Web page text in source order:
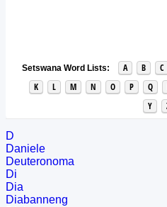
Setswana Word Lists: A B C
K
L M N O P Q
Y
D
Daniele
Deuteronoma
Di
Dia
Diabanneng